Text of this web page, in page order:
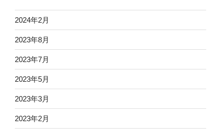
2024年2月
2023年8月
2023年7月
2023年5月
2023年3月
2023年2月